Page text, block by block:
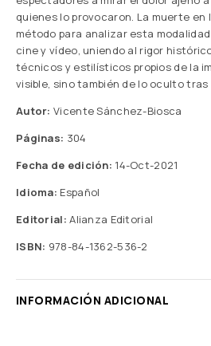
quienes lo provocaron. La muerte en
método para analizar esta
cine y vídeo, uniendo al rigor
técnicos y estilísticos propios de la
visible, sino también de lo oculto
Autor:Vicente Sánchez-Biosca
Páginas: 304
Fecha de edición: 14-Oct-2021
Idioma: Español
Editorial: Alianza Editorial
ISBN: 978-84-1362-536-2
INFORMACIÓN ADICIONAL